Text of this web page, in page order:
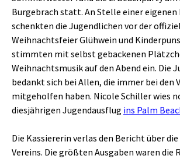
Burgebrach statt. An Stelle einer
schenkten die Jugendlichen vor der
Weihnachtsfeier Glühwein und
stimmten mit selbst gebackenen
Weihnachtsmusik auf den Abend ein. Die
bedankt sich bei Allen, die immer bei den
mitgeholfen haben. Nicole Schiller wies
diesjährigen Jugendausflug ins Palm
Die Kassiererin verlas den Bericht über die
Vereins. Die größten Ausgaben waren die